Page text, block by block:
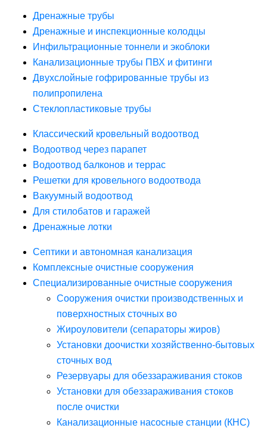
Дренажные трубы
Дренажные и инспекционные колодцы
Инфильтрационные тоннели и экоблоки
Канализационные трубы ПВХ и фитинги
Двухслойные гофрированные трубы из
полипропилена
Стеклопластиковые трубы
Классический кровельный водоотвод
Водоотвод через парапет
Водоотвод балконов и террас
Решетки для кровельного водоотвода
Вакуумный водоотвод
Для стилобатов и гаражей
Дренажные лотки
Септики и автономная канализация
Комплексные очистные сооружения
Специализированные очистные сооружения
Сооружения очистки производственных и
поверхностных сточных во
Жироуловители (сепараторы жиров)
Установки доочистки хозяйственно-бытовых
сточных вод
Резервуары для обеззараживания стоков
Установки для обеззараживания стоков
после очистки
Канализационные насосные станции (КНС)